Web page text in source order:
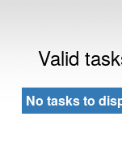
Valid
No tasks to